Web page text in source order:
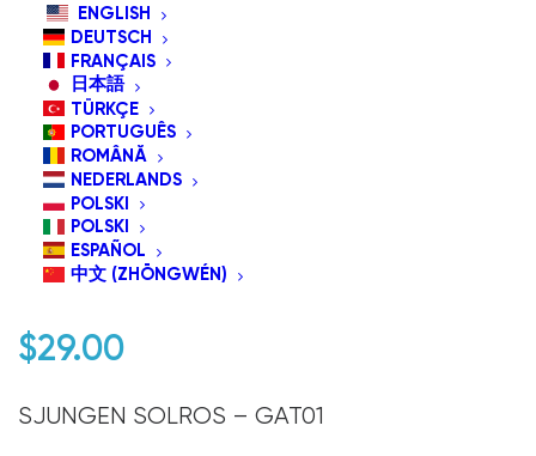
ENGLISH
DEUTSCH
FRANÇAIS
日本語
TÜRKÇE
PORTUGUÊS
ROMÂNĂ
NEDERLANDS
POLSKI
POLSKI
ESPAÑOL
中文 (ZHŌNGWÉN)
GAT01 Sjunga & Dansa
Solros
$29.00
SJUNGEN SOLROS – GAT01